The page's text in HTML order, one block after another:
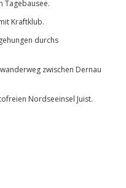
Tagebausee.
Kraftklub.
durchs
zwischen Dernau
Nordseeinsel Juist.